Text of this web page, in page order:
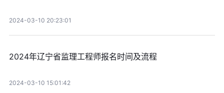
2024-03-10 20:23:01
2024年辽宁省监理工程师报名时间及流程
2024-03-10 15:01:42